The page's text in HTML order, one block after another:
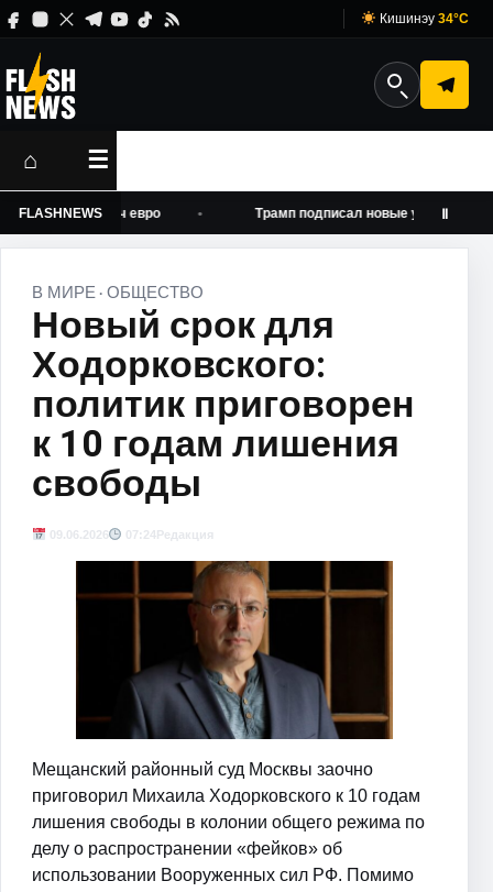
Кишинэу 34°C
⌂ ☰
FLASHNEWS
500 тысяч евро Трамп подписал новые указы об Ⅱ
В МИРЕ · ОБЩЕСТВО
Новый срок для
Ходорковского:
политик приговорен
к 10 годам лишения
свободы
09.06.2026 07:24Редакция
Мещанский районный суд Москвы заочно
приговорил Михаила Ходорковского к 10 годам
лишения свободы в колонии общего режима по
делу о распространении «фейков» об
использовании Вооруженных сил РФ. Помимо